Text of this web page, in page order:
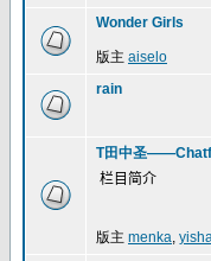
Wonder Girls
版主 aiselo
rain
T田中圣
栏目简介
版主 menka,